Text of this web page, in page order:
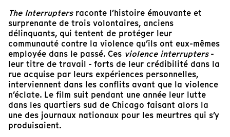
The Interruptersraconte l’histoire émouvante et
surprenante de trois volontaires, anciens
délinquants, qui tentent de protéger leur
communauté contre la violence qu’ils ont eux-mêmes
employée dans le passé. Ces violence interrupters-
leur titre de travail - forts de leur crédibilité dans la
rue acquise par leurs expériences personnelles,
interviennent dans les conflits avant que la violence
n’éclate. Le film suit pendant une année leur lutte
dans les quartiers sud de Chicago faisant alors la
une des journaux nationaux pour les meurtres qui s’y
produisaient.